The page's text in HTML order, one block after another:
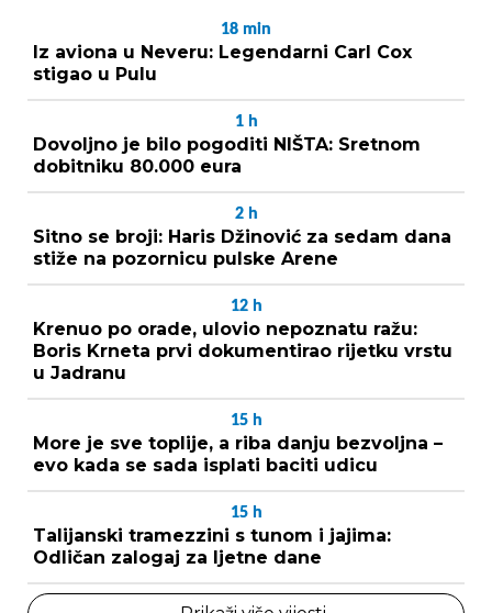
18 min
Iz aviona u Neveru: Legendarni Carl Cox
stigao u Pulu
1 h
Dovoljno je bilo pogoditi NIŠTA: Sretnom
dobitniku 80.000 eura
2 h
Sitno se broji: Haris Džinović za sedam dana
stiže na pozornicu pulske Arene
12 h
Krenuo po orade, ulovio nepoznatu ražu:
Boris Krneta prvi dokumentirao rijetku vrstu
u Jadranu
15 h
More je sve toplije, a riba danju bezvoljna –
evo kada se sada isplati baciti udicu
15 h
Talijanski tramezzini s tunom i jajima:
Odličan zalogaj za ljetne dane